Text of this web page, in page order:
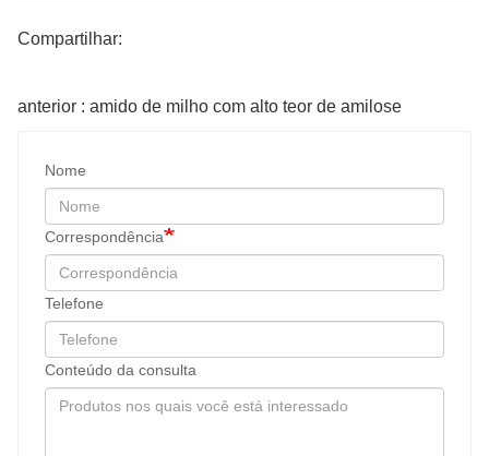
Compartilhar:
anterior : amido de milho com alto teor de amilose
Nome
Correspondência
Telefone
Conteúdo da consulta